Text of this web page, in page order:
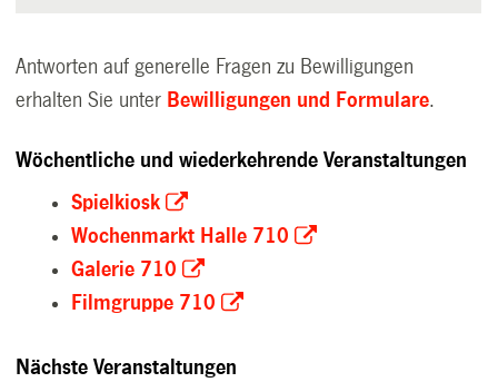
Antworten auf generelle Fragen zu Bewilligungen
erhalten Sie unter Bewilligungen und Formulare.
Wöchentliche und wiederkehrende Veranstaltungen
Spielkiosk
Wochenmarkt Halle 710
Galerie 710
Filmgruppe 710
Nächste Veranstaltungen